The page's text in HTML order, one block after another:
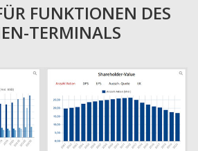
FUNKTIONEN DES
TERMINALS